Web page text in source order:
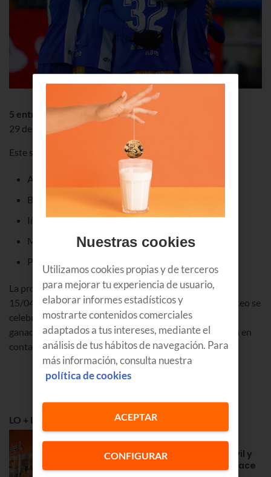
5 entradas dobles
29 de Abril - Mendizorrotza (Gasteiz)
Este sorteo ha finalizado. ¡Ya tenemos los ganadores!
Arantza Lopez Perez
Begoña de la Torre Arribas
Iñaki Xabier Cuadra Quintana
M Cruz Pérez Palacios
Pili del Olmo Caballero
La promoción se llevará a cabo del 05/04/2018 al
15/04/2018. Exclusivo para clientes de Euskaltel. El sorteo se
celebrará el 16/04/2018 publicando los nombres de los
ganadores en la web el 18/04/2018. Euskaltel se pondrá en
contacto con los ganadores vía telefónica.
LO + LEÍDO
APRENDE
Euskaltel en Navarra: fibra, móvil y
la cercanía de siempre desde hace
Nuestras cookies
Utilizamos cookies propias y de terceros
para mejorar tu experiencia de usuario,
elaborar informes estadísticos y
mostrarte contenidos comerciales
adaptados a tus intereses, mediante el
análisis de tus hábitos de navegación. Para
más información, consulta nuestra
política de cookies
CONFIGURAR
ACEPTAR